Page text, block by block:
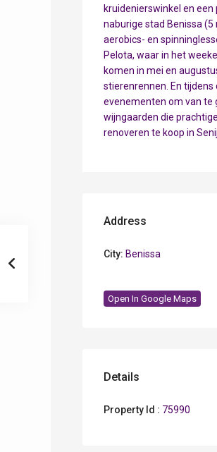
kruidenierswinkel en
naburige stad Benissa
aerobics- en
Pelota, waar in het
komen in mei en
stierenrennen. En
evenementen om van te
wijngaarden die
renoveren te koop in
Address
City: Benissa
Open In Google Maps
Details
Property Id : 75990